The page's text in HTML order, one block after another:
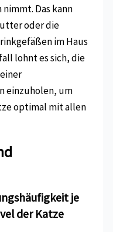
Das kann
oder die
im Haus
lohnt es sich, die
einzuholen, um
optimal mit allen
je
der Katze